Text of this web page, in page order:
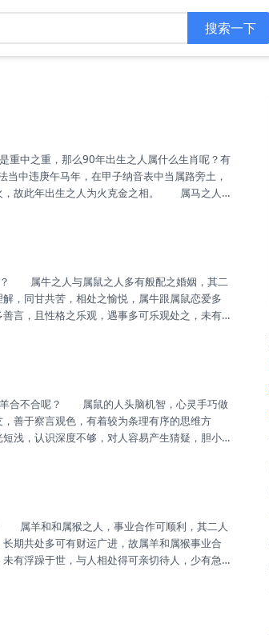
搜索一下
中违庚午马年，在甲子纳音表中当属路旁土，
，故此年出生之人为火克金之相。 属马之人
难，勇往直前，积极向上，孝顺父母，慷慨大
，同甘共苦，相处之愉悦，属牛跟属鼠恋爱多
，且性格之乐观，遇事多可乐观处之，未有
水主智，其人性格之温和，多有心思之细
善于察言观色，有着较为条理有序的思维方
浅，认识深度不够，对人容易产生猜疑，胆小
中的乐趣，为人善良，宽容顺从，容易容忍
期共处多可有财运广进，故属羊和属猴事业合
浮躁于世，与人相处得可亲切待人，少有急
久的相处。 属猴之人天资聪慧，尚有头脑之